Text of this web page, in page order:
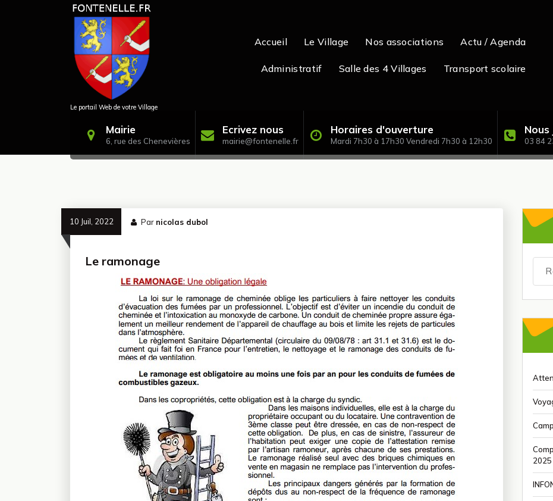
Le portail Web de votre Village
Accueil Le Village Nos associations Actu / Agenda
Administratif Salle des 4 Villages Transport scolaire
Mairie
6, rue des Chenevières
Ecrivez nous
mairie@fontenelle.fr
Horaires d'ouverture
Mardi 7h30 à 17h30 Vendredi 7h30 à 12h30 03 84
10 Juil, 2022 Par nicolas dubol
Le ramonage
pour :
2025